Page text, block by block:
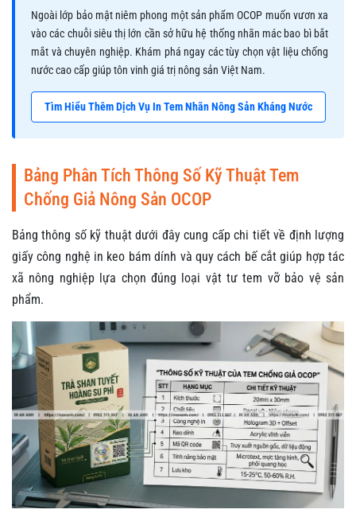
Ngoài lớp bảo mật niêm phong một sản phẩm OCOP muốn vươn xa
vào các chuỗi siêu thị lớn cần sở hữu hệ thống nhãn mác bao bì bắt
mắt và chuyên nghiệp. Khám phá ngay các tùy chọn vật liệu chống
nước cao cấp giúp tôn vinh giá trị nông sản Việt Nam.
Tìm Hiểu Thêm Dịch Vụ In Tem Nhãn Nông Sản Kháng Nước
Bảng Phân Tích Thông Số Kỹ Thuật Tem
Chống Giả Nông Sản OCOP
Bảng thông số kỹ thuật dưới đây cung cấp chi tiết về định lượng
giấy công nghệ in keo bám dính và quy cách bế cắt giúp hợp tác
xã nông nghiệp lựa chọn đúng loại vật tư tem vỡ bảo vệ sản
phẩm.